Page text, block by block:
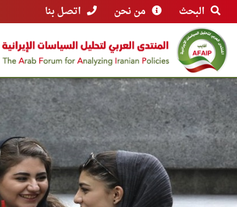
البحث من نحن اتصل بنا